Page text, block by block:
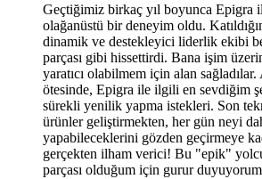
Geçtiğimiz birkaç yıl boyunca Epigra
olağanüstü bir deneyim oldu.
dinamik ve destekleyici liderlik ekibi
parçası gibi hissettirdi. Bana işim
yaratıcı olabilmem için alan
ötesinde, Epigra ile ilgili en sevdiğim
sürekli yenilik yapma istekleri. Son
ürünler geliştirmekten, her gün neyi
yapabileceklerini gözden geçirmeye
gerçekten ilham verici! Bu "epik"
parçası olduğum için gurur